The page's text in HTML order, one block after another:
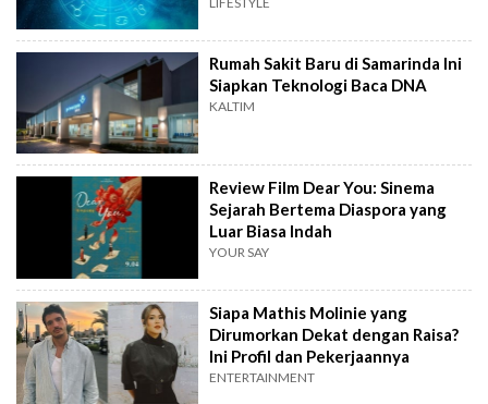
Rumah Sakit Baru di Samarinda Ini
Siapkan Teknologi Baca DNA
KALTIM
Review Film Dear You: Sinema
Sejarah Bertema Diaspora yang
Luar Biasa Indah
YOUR SAY
Siapa Mathis Molinie yang
Dirumorkan Dekat dengan Raisa?
Ini Profil dan Pekerjaannya
ENTERTAINMENT